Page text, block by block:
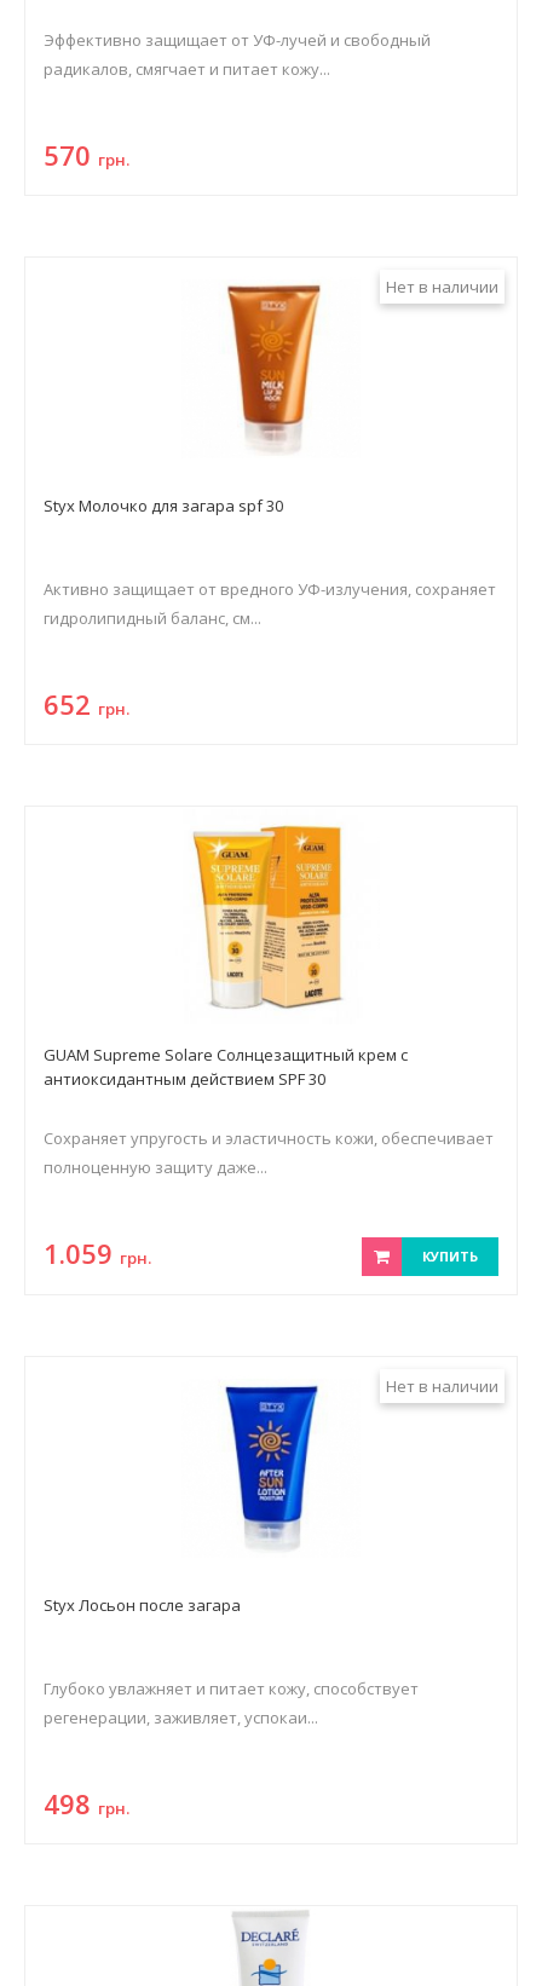
Эффективно защищает от УФ-лучей и свободный
радикалов, смягчает и питает кожу...
570 грн.
Нет в наличии
Styx Молочко для загара spf 30
Активно защищает от вредного УФ-излучения, сохраняет
гидролипидный баланс, см...
652 грн.
GUAM Supreme Solare Солнцезащитный крем c
антиоксидантным действием SPF 30
Сохраняет упругость и эластичность кожи, обеспечивает
полноценную защиту даже...
1.059 грн. КУПИТЬ
Нет в наличии
Styx Лосьон после загара
Глубоко увлажняет и питает кожу, способствует
регенерации, заживляет, успокаи...
498 грн.